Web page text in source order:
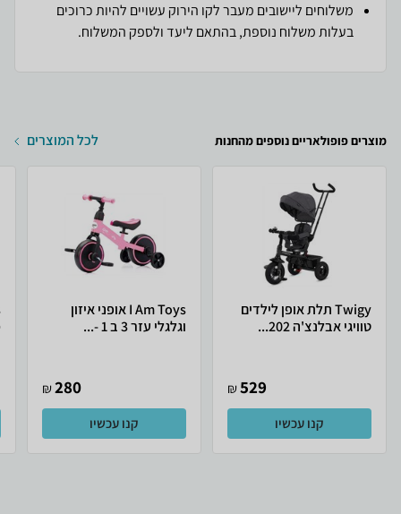
משלוחים ליישובים מעבר לקו הירוק עשויים להיות כרוכים
בעלות משלוח נוספת, בהתאם ליעד ולספק המשלוח.
מוצרים פופולאריים נוספים מהחנות לכל המוצרים
Twigy תלת אופן לילדים
טוויגי אבלנצ'ה 202...
529
₪
קנו עכשיו
I Am Toys אופני איזון
וגלגלי עזר 3 ב 1 -...
280
₪
קנו עכשיו